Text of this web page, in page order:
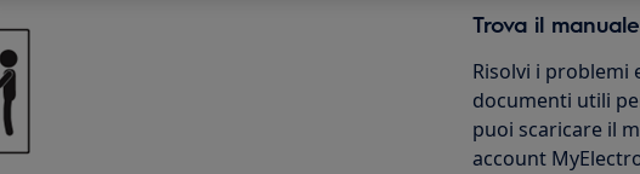
Trova il
Risolvi i problemi
documenti utili
puoi scaricare il
account